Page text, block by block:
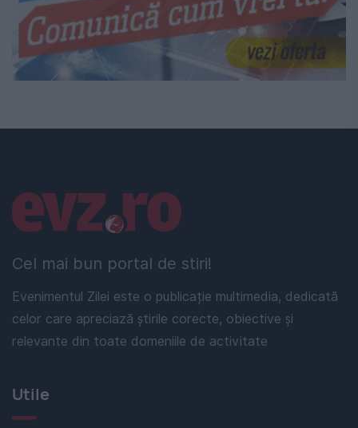
Cel mai bun portal de stiri!
Evenimentul Zilei este o publicație multimedia, dedicată
celor care apreciază știrile corecte, obiective și
relevante din toate domeniile de activitate
Linkuri utile
Utile